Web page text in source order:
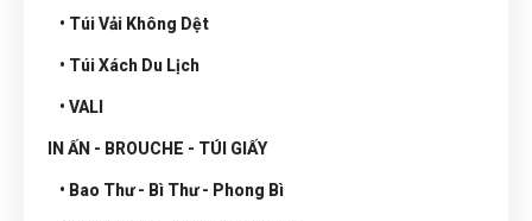
• Túi Vải Không Dệt
• Túi Xách Du Lịch
• VALI
IN ẤN - BROUCHE - TÚI GIẤY
• Bao Thư - Bì Thư - Phong Bì